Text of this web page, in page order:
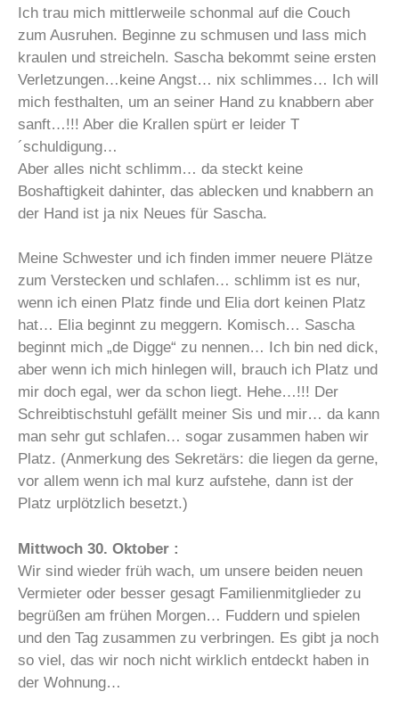
Ich trau mich mittlerweile schonmal auf die Couch
zum Ausruhen. Beginne zu schmusen und lass mich
kraulen und streicheln. Sascha bekommt seine ersten
Verletzungen…keine Angst… nix schlimmes… Ich will
mich festhalten, um an seiner Hand zu knabbern aber
sanft…!!! Aber die Krallen spürt er leider T
´schuldigung…
Aber alles nicht schlimm… da steckt keine
Boshaftigkeit dahinter, das ablecken und knabbern an
der Hand ist ja nix Neues für Sascha.
Meine Schwester und ich finden immer neuere Plätze
zum Verstecken und schlafen… schlimm ist es nur,
wenn ich einen Platz finde und Elia dort keinen Platz
hat… Elia beginnt zu meggern. Komisch… Sascha
beginnt mich „de Digge“ zu nennen… Ich bin ned dick,
aber wenn ich mich hinlegen will, brauch ich Platz und
mir doch egal, wer da schon liegt. Hehe…!!! Der
Schreibtischstuhl gefällt meiner Sis und mir… da kann
man sehr gut schlafen… sogar zusammen haben wir
Platz. (Anmerkung des Sekretärs: die liegen da gerne,
vor allem wenn ich mal kurz aufstehe, dann ist der
Platz urplötzlich besetzt.)
Mittwoch 30. Oktober :
Wir sind wieder früh wach, um unsere beiden neuen
Vermieter oder besser gesagt Familienmitglieder zu
begrüßen am frühen Morgen… Fuddern und spielen
und den Tag zusammen zu verbringen. Es gibt ja noch
so viel, das wir noch nicht wirklich entdeckt haben in
der Wohnung…